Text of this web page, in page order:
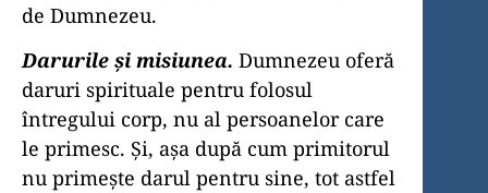
de Dumnezeu.
Darurile şi misiunea. Dumnezeu oferă
daruri spirituale pentru folosul
întregului corp, nu al persoanelor care
le primesc. Şi, aşa după cum primitorul
nu primeşte darul pentru sine, tot astfel